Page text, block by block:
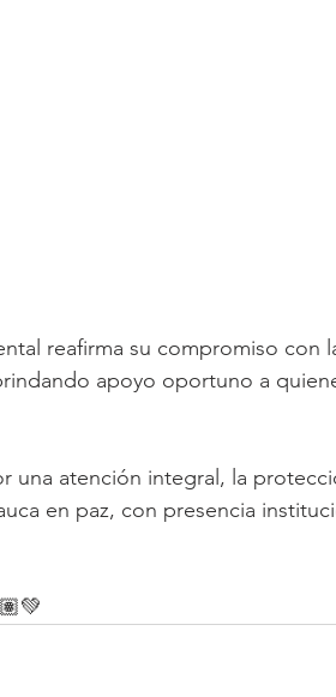
reafirma su compromiso con
apoyo oportuno a
una atención integral, la
en paz, con presencia